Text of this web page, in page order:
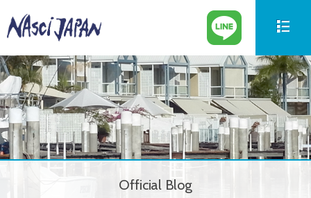
New Boat
新艇情報
Used Boat
中古艇情報
Parts
パーツ情報
Official Blog